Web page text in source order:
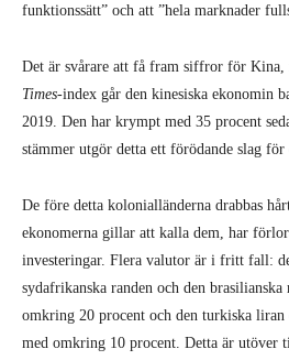
funktionssätt” och att ”hela marknader
Det är svårare att få fram siffror för Kina,
Times-index går den kinesiska ekonomin
2019. Den har krympt med 35 procent
stämmer utgör detta ett förödande slag för
De före detta kolonialländerna drabbas
ekonomerna gillar att kalla dem, har
investeringar. Flera valutor är i fritt fall:
sydafrikanska randen och den
omkring 20 procent och den turkiska liran
med omkring 10 procent. Detta är utöver